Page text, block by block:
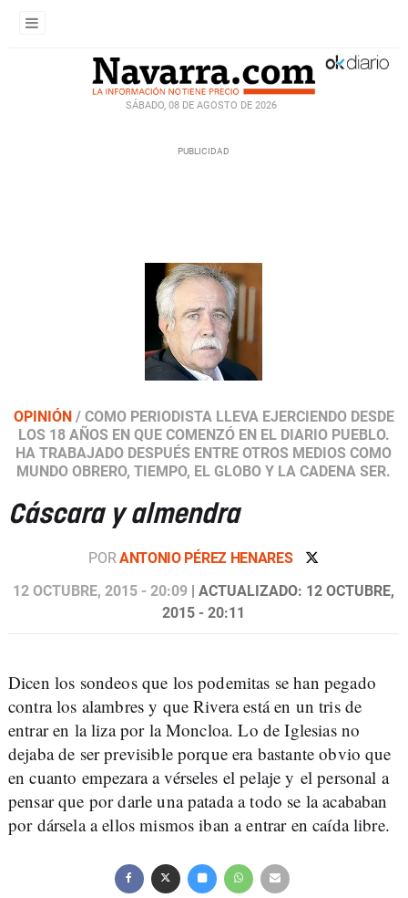
SÁBADO, 08 DE AGOSTO DE 2026
OPINIÓN / COMO PERIODISTA LLEVA EJERCIENDO DESDE
LOS 18 AÑOS EN QUE COMENZÓ EN EL DIARIO PUEBLO.
HA TRABAJADO DESPUÉS ENTRE OTROS MEDIOS COMO
MUNDO OBRERO, TIEMPO, EL GLOBO Y LA CADENA SER.
Cáscara y almendra
PORANTONIO PÉREZ HENARES
12 OCTUBRE, 2015 - 20:09 | ACTUALIZADO: 12 OCTUBRE,
2015 - 20:11
Dicen los sondeos que los podemitas se han pegado
contra los alambres y que Rivera está en un tris de
entrar en la liza por la Moncloa. Lo de Iglesias no
dejaba de ser previsible porque era bastante obvio que
en cuanto empezara a vérseles el pelaje y el personal a
pensar que por darle una patada a todo se la acababan
por dársela a ellos mismos iban a entrar en caída libre.